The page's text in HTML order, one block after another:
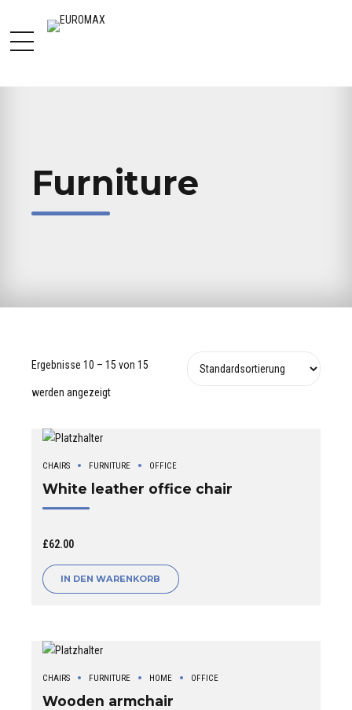
Furniture
Ergebnisse 10 – 15 von 15
werden angezeigt
CHAIRS FURNITURE OFFICE
White leather office chair
£62.00
IN DEN WARENKORB
CHAIRS FURNITURE HOME OFFICE
Wooden armchair